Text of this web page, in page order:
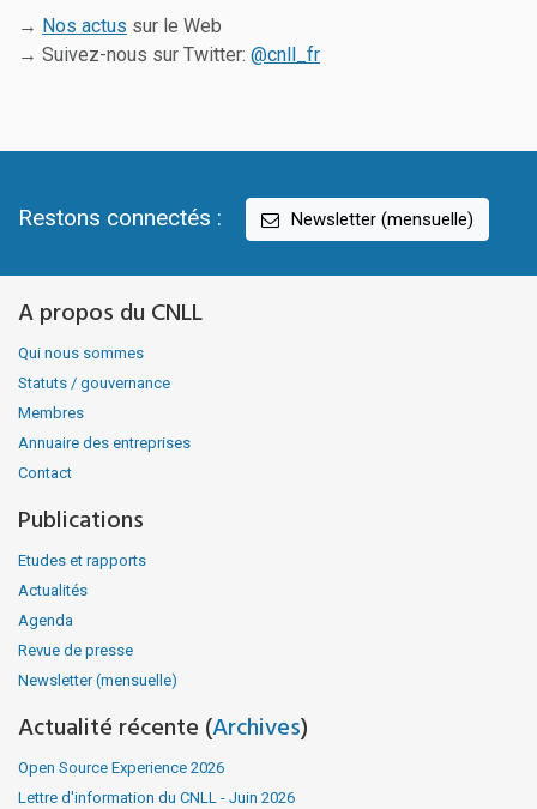
→ Nos actus sur le Web
→ Suivez-nous sur Twitter: @cnll_fr
Restons connectés : Newsletter (mensuelle)
A propos du CNLL
Qui nous sommes
Statuts / gouvernance
Membres
Annuaire des entreprises
Contact
Publications
Etudes et rapports
Actualités
Agenda
Revue de presse
Newsletter (mensuelle)
Actualité récente (Archives)
Open Source Experience 2026
Lettre d'information du CNLL - Juin 2026